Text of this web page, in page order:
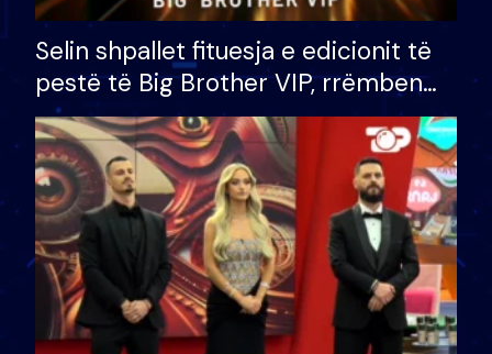
Selin shpallet fituesja e edicionit të
pestë të Big Brother VIP, rrëmben
çmimin e madh prej 100 mijë eurosh